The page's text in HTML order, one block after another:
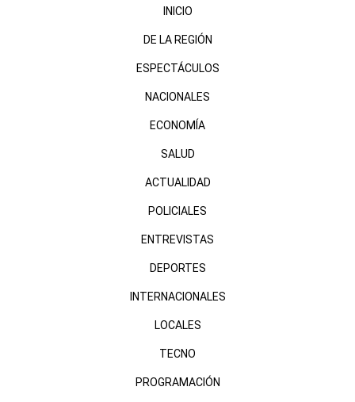
INICIO
DE LA REGIÓN
ESPECTÁCULOS
NACIONALES
ECONOMÍA
SALUD
ACTUALIDAD
POLICIALES
ENTREVISTAS
DEPORTES
INTERNACIONALES
LOCALES
TECNO
PROGRAMACIÓN